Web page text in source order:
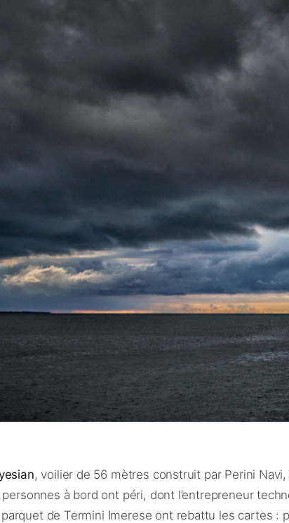
, voilier de 56 mètres construit par Perini
à bord ont péri, dont l’entrepreneur
de Termini Imerese ont rebattu les cartes